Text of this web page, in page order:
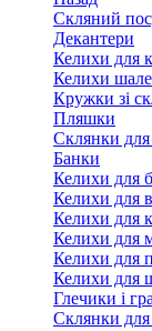
Скляний
Декантери
Келихи для
Келихи шале
Кружки зі
Пляшки
Склянки
Банки
Келихи для
Келихи для
Келихи для
Келихи для
Келихи для
Келихи для
Глечики і
Склянки для